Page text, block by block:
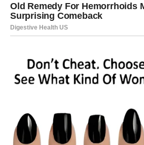
znaju i koliko vrijede.
Ono što vas je dugo kočilo sada
Zvijezde pokazuju mogućnost
poslovne pozicije ili kontakta sa
mogla pomoći da ostvarite svoje
Ovo je period tokom kojeg ne biste
sebe.